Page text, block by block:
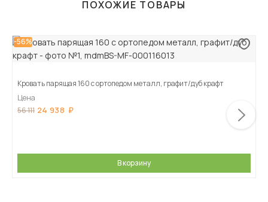
ПОХОЖИЕ ТОВАРЫ
-56%
Кровать парящая 160 с ортопедом металл, графит/дуб крафт
Цена
56 111 24 938
В корзину